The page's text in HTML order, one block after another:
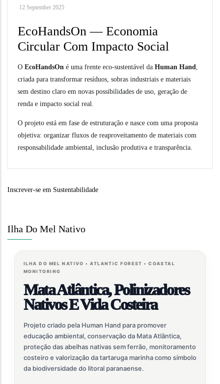
12 September 2025
EcoHandsOn — Economia
Circular Com Impacto Social
O EcoHandsOn é uma frente eco-sustentável da Human Hand,
criada para transformar resíduos, sobras industriais e materiais
sem destino claro em novas possibilidades de uso, geração de
renda e impacto social real.
O projeto está em fase de estruturação e nasce com uma proposta
objetiva: organizar fluxos de reaproveitamento de materiais com
responsabilidade ambiental, inclusão produtiva e transparência.
Inscrever-se em Sustentabilidade
Ilha Do Mel Nativo
ILHA DO MEL NATIVO • ATLANTIC FOREST • COASTAL
MONITORING
Mata Atlântica, Polinizadores
Nativos E Vida Costeira
Projeto criado pela Human Hand para promover
educação ambiental, conservação da Mata Atlântica,
proteção das abelhas nativas sem ferrão, monitoramento
costeiro e valorização da tartaruga marinha como símbolo
da biodiversidade do litoral paranaense.